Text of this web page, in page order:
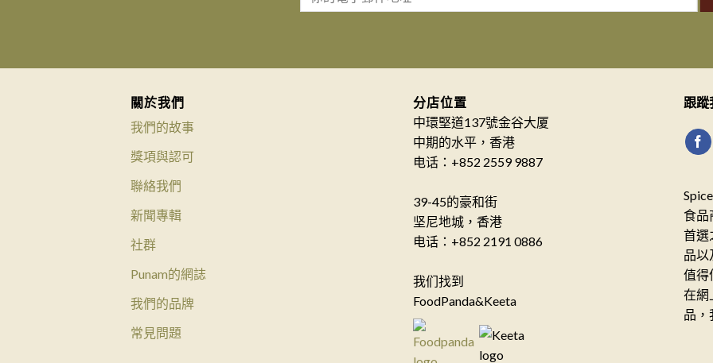
關於我們
我們的故事
獎項與認可
聯絡我們
新聞專輯
社群
Punam的網誌
我們的品牌
常見問題
分店位置
中環堅道137號金谷大厦
中期的水平，香港
电话：+852 2559 9887
39-45的豪和街
坚尼地城，香港
电话：+852 2191 0886
我们找到
FoodPanda&Keeta
跟蹤
食品
首選
品以
值得
在網
品，